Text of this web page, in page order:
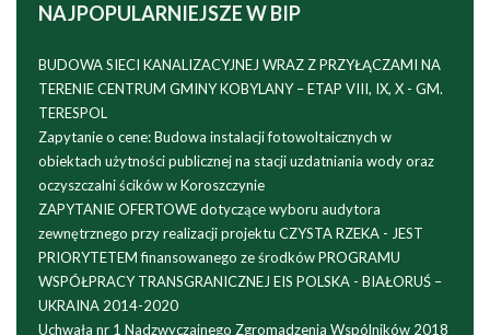
NAJPOPULARNIEJSZEW BIP
BUDOWA SIECI KANALIZACYJNEJ WRAZ Z PRZYŁĄCZAMI NA
TERENIE CENTRUM GMINY KOBYLANY – ETAP VIII, IX, X - GM.
TERESPOL
Zapytanie o cene: Budowa instalacji fotowoltaicznych w
obiektach użytności publicznej na stacji uzdatniania wody oraz
oczyszczalni ścików w Koroszczynie
ZAPYTANIE OFERTOWE dotyczące wyboru audytora
zewnętrznego przy realizacji projektu CZYSTA RZEKA - JEST
PRIORYTETEM finansowanego ze środków PROGRAMU
WSPÓŁPRACY TRANSGRANICZNEJ EIS POLSKA - BIAŁORUŚ –
UKRAINA 2014-2020
Uchwała nr 1 Nadzwyczajnego Zgromadzenia Wspólników 2018